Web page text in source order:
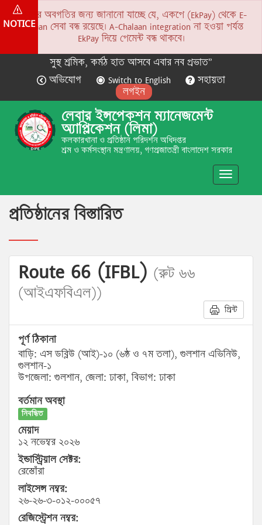
NOTICE
সকলের অবগতির জন্য জানানো যাচ্ছে যে, একপে (EkPay) থেকে E-
Chalaan সেবা বন্ধ রয়েছে। A-Chalaan integration না হওয়া পর্যন্ত
EkPay দিয়ে পেমেন্ট বন্ধ থাকবে।
সুস্থ শ্রমিক, কর্মঠ হাত আসবে এবার নব প্রভাত”
অভিযোগ
Switch to English
সহায়তা
লগইন
লেবার ইন্সপেকশন ম্যানেজমেন্ট
অ্যাপ্লিকেশন (লিমা)
কলকারখানা ও প্রতিষ্ঠান পরিদর্শন অধিদপ্তর
শ্রম ও কর্মসংস্থান মন্ত্রণালয়, গণপ্রজাতন্ত্রী বাংলাদেশ সরকার
Toggle
প্রতিষ্ঠানের বিস্তারিত
Route 66 (IFBL) (রুট ৬৬
(আইএফবিএল))
প্রিন্ট
পূর্ণ ঠিকানা
বাড়ি: এস ডব্লিউ (আই)-১০ (৬ষ্ঠ ও ৭ম তলা), গুলশান এভিনিউ,
গুলশান-১
উপজেলা: গুলশান, জেলা: ঢাকা, বিভাগ: ঢাকা
বর্তমান অবস্থা
নিবন্ধিত
মেয়াদ
১২ নভেম্বর ২০২৬
ইন্ডাস্ট্রিয়াল সেক্টর:
রেস্তোঁরা
লাইসেন্স নম্বর:
২৬-২৬-৩-০১২-০০০৫৭
রেজিস্ট্রেশন নম্বর: